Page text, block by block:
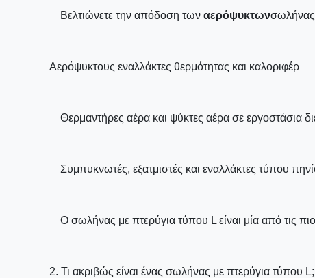
Βελτιώνετε την απόδοση των αερόψυκτωνσωλήνας
Αερόψυκτους εναλλάκτες θερμότητας και καλοριφέρ
Θερμαντήρες αέρα και ψύκτες αέρα σε εργοστάσια
Συμπυκνωτές, εξατμιστές και εναλλάκτες τύπου
Ο σωλήνας με πτερύγια τύπου L είναι μία από τις
2. Τι ακριβώς είναι ένας σωλήνας με πτερύγια τύπου L;